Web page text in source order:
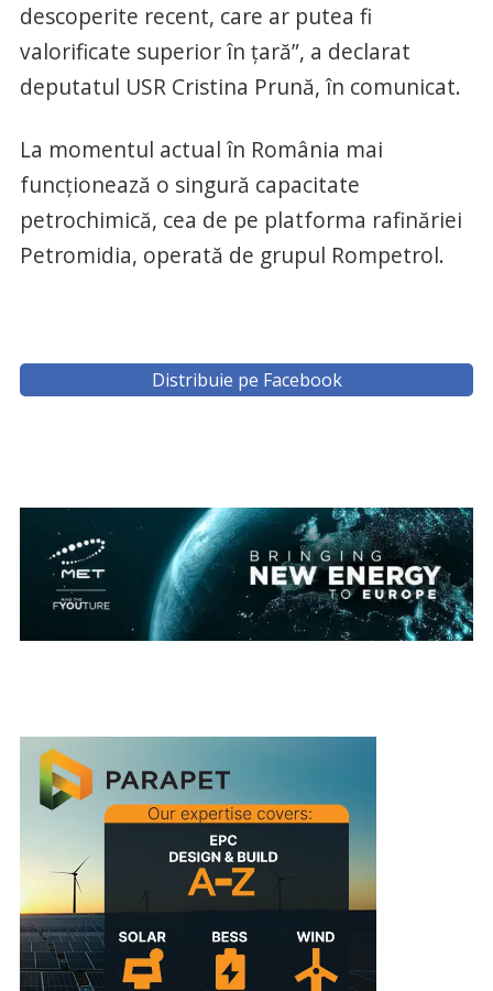
descoperite recent, care ar putea fi
valorificate superior în țară”, a declarat
deputatul USR Cristina Prună, în comunicat.
La momentul actual în România mai
funcţionează o singură capacitate
petrochimică, cea de pe platforma rafinăriei
Petromidia, operată de grupul Rompetrol.
Distribuie pe Facebook